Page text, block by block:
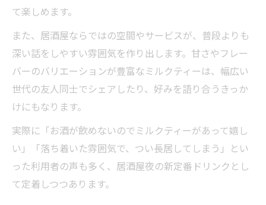
クティーの魅力
居酒屋でゆったり過ごすミルクティーのひ
ととき
て楽しめます。
また、居酒屋ならではの空間やサービスが、普段よりも
深い話をしやすい雰囲気を作り出します。甘さやフレー
バーのバリエーションが豊富なミルクティーは、幅広い
世代の友人同士でシェアしたり、好みを語り合うきっか
けにもなります。
実際に「お酒が飲めないのでミルクティーがあって嬉し
い」「落ち着いた雰囲気で、つい長居してしまう」とい
った利用者の声も多く、居酒屋夜の新定番ドリンクとし
て定着しつつあります。